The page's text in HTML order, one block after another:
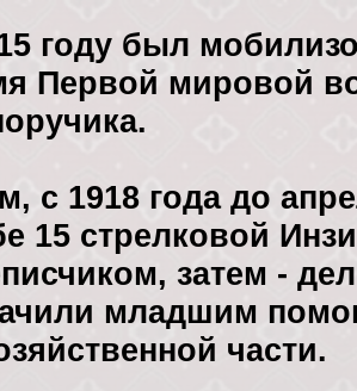
году был
Первой мировой
с 1918 года до
15 стрелковой
затем -
младшим
части.